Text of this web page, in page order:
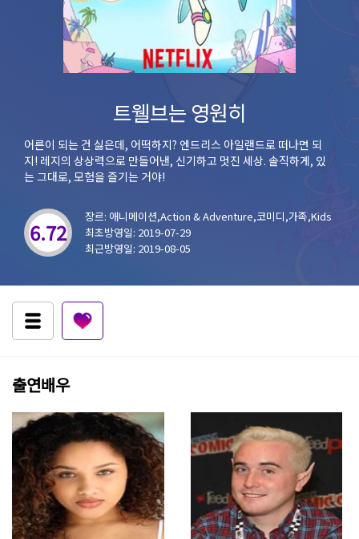
트웰브는 영원히
어른이 되는 건 싫은데, 어떡하지? 엔드리스 아일랜드로 떠나면 되
지! 레지의 상상력으로 만들어낸, 신기하고 멋진 세상. 솔직하게, 있
는 그대로, 모험을 즐기는 거야!
6.72
장르: 애니메이션,Action & Adventure,코미디,가족,Kids
최초방영일: 2019-07-29
최근방영일: 2019-08-05
출연배우